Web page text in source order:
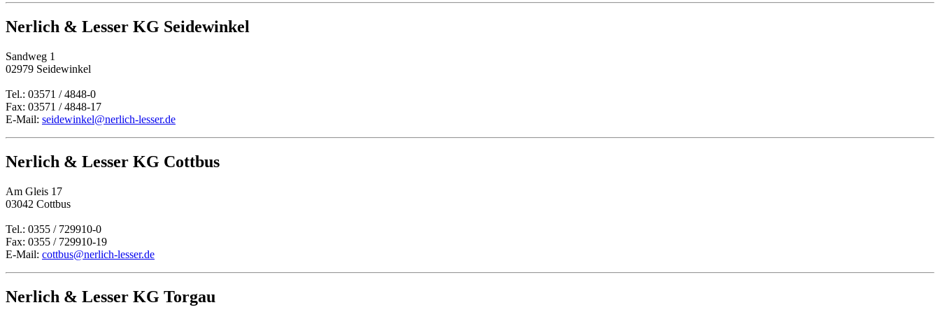
Nerlich & Lesser KG Seidewinkel
Sandweg 1
02979 Seidewinkel
Tel.: 03571 / 4848-0
Fax: 03571 / 4848-17
E-Mail: seidewinkel@nerlich-lesser.de
Nerlich & Lesser KG Cottbus
Am Gleis 17
03042 Cottbus
Tel.: 0355 / 729910-0
Fax: 0355 / 729910-19
E-Mail: cottbus@nerlich-lesser.de
Nerlich & Lesser KG Torgau